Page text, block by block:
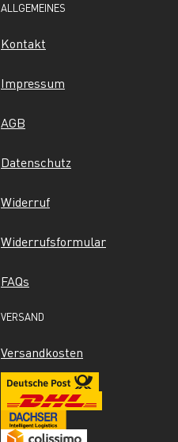
ALLGEMEINES
Kontakt
Impressum
AGB
Datenschutz
Widerruf
Widerrufsformular
FAQs
VERSAND
Versandkosten